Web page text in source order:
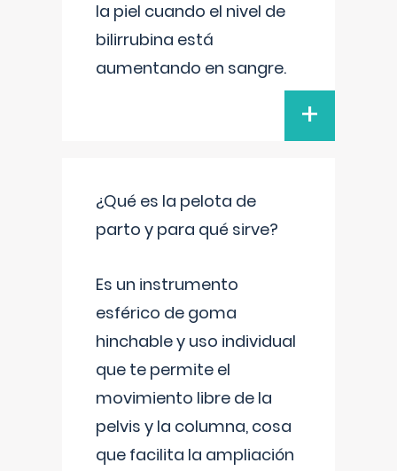
la piel cuando el nivel de
bilirrubina está
aumentando en sangre.
+
¿Qué es la pelota de
parto y para qué sirve?
Es un instrumento
esférico de goma
hinchable y uso individual
que te permite el
movimiento libre de la
pelvis y la columna, cosa
que facilita la ampliación